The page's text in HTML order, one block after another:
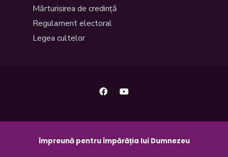
Mărturisirea de credință
Regulament electoral
Legea cultelor
Împreună pentru Împărăția lui Dumnezeu